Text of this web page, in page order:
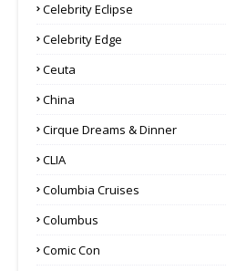
Celebrity Eclipse
Celebrity Edge
Ceuta
China
Cirque Dreams & Dinner
CLIA
Columbia Cruises
Columbus
Comic Con